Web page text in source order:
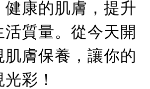
康的肌膚，提升
活質量。從今天開
膚保養，讓你的
彩！